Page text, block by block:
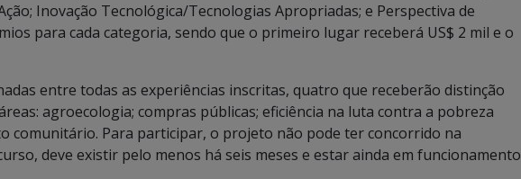
Inovação Tecnológica/Tecnologias Apropriadas; e Perspectiva de
para cada categoria, sendo que o primeiro lugar receberá US$ 2 mil e o
entre todas as experiências inscritas, quatro que receberão distinção
agroecologia; compras públicas; eficiência na luta contra a pobreza
comunitário. Para participar, o projeto não pode ter concorrido na
deve existir pelo menos há seis meses e estar ainda em funcionamento